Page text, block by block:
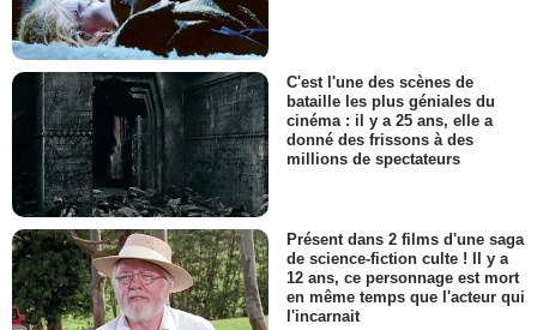
C'est l'une des scènes de
bataille les plus géniales du
cinéma : il y a 25 ans, elle a
donné des frissons à des
millions de spectateurs
Présent dans 2 films d'une saga
de science-fiction culte ! Il y a
12 ans, ce personnage est mort
en même temps que l'acteur qui
l'incarnait